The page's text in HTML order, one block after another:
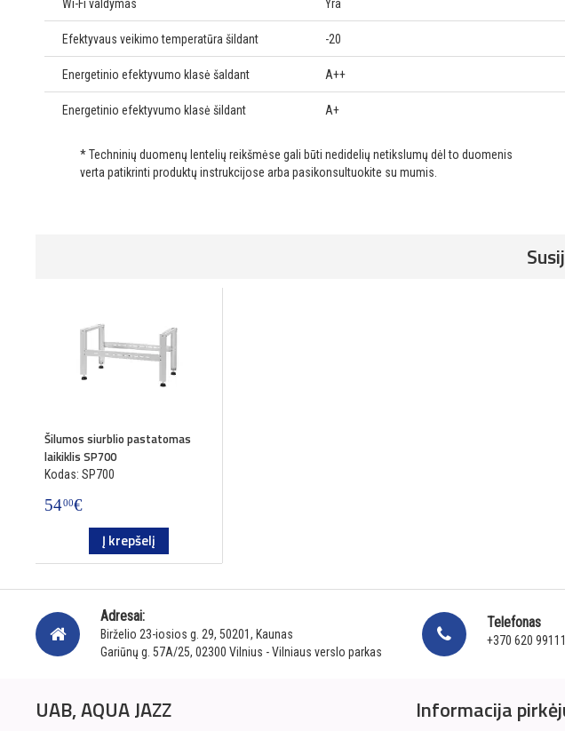
Wi-Fi valdymas Yra
Efektyvaus veikimo temperatūra šildant -20
Energetinio efektyvumo klasė šaldant A++
Energetinio efektyvumo klasė šildant A+
* Techninių duomenų lentelių reikšmėse gali būti nedidelių netikslumų dėl to duomenis
verta patikrinti produktų instrukcijose arba pasikonsultuokite su mumis.
Šilumos siurblio pastatomas
laikiklis SP700
Kodas: SP700
5400€
Į krepšelį
Adresai:
Birželio 23-iosios g. 29, 50201, Kaunas
Gariūnų g. 57A/25, 02300 Vilnius - Vilniaus verslo parkas
Telefonas
+370 620 99111
UAB, AQUA JAZZ Informacija